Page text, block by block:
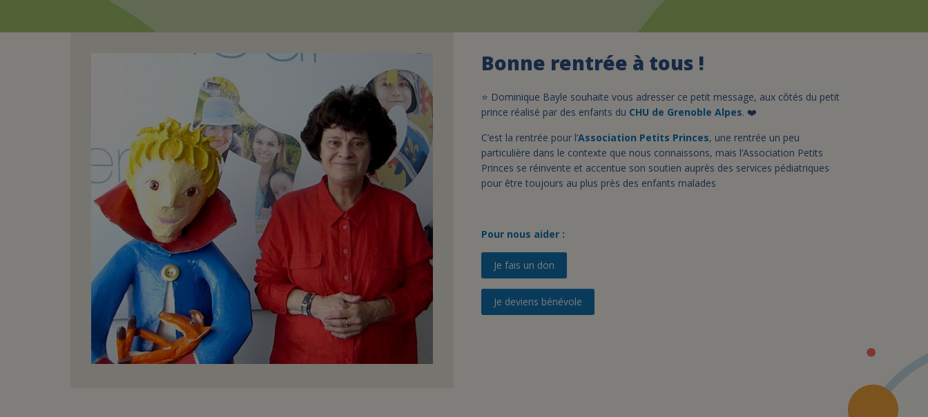
Bonne rentrée à tous !
⭐️ Dominique Bayle souhaite vous adresser ce petit message, aux côtés du petit
prince réalisé par des enfants du CHU de Grenoble Alpes. ❤️
C’est la rentrée pour l’Association Petits Princes, une rentrée un peu
particulière dans le contexte que nous connaissons, mais l’Association Petits
Princes se réinvente et accentue son soutien auprès des services pédiatriques
pour être toujours au plus près des enfants malades
Pour nous aider :
Je fais un don
Je deviens bénévole